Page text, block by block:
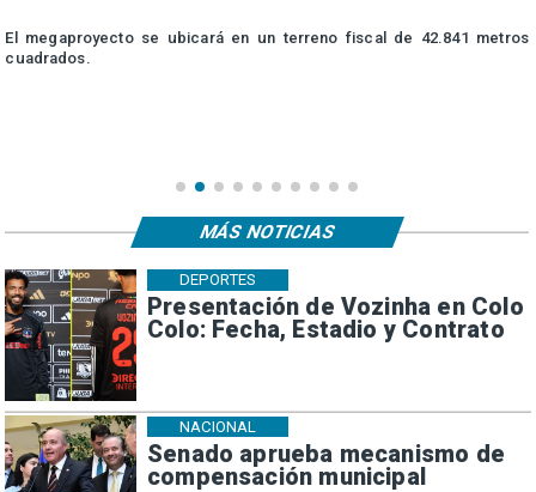
El megaproyecto se ubicará en un terreno fiscal de 42.841 metros
cuadrados.
Presentación de Vozinha en Colo
Colo: Fecha, Estadio y Contrato
DEPORTES
Senado aprueba mecanismo de
compensación municipal
NACIONAL
MÁS NOTICIAS